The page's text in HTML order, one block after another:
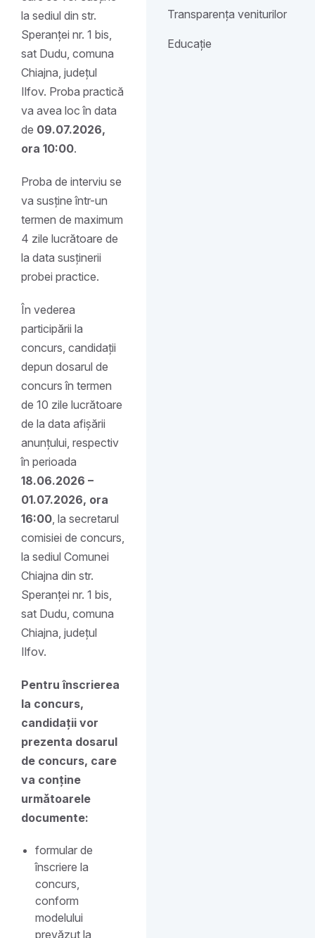
la sediul din str.
Speranței nr. 1 bis,
sat Dudu, comuna
Chiajna, județul
Ilfov. Proba practică
va avea loc în data
de 09.07.2026,
ora 10:00.
Proba de interviu se
va susține într-un
termen de maximum
4 zile lucrătoare de
la data susținerii
probei practice.
În vederea
participării la
concurs, candidații
depun dosarul de
concurs în termen
de 10 zile lucrătoare
de la data afișării
anunțului, respectiv
în perioada
18.06.2026 –
01.07.2026, ora
16:00, la secretarul
comisiei de concurs,
la sediul Comunei
Chiajna din str.
Speranței nr. 1 bis,
sat Dudu, comuna
Chiajna, județul
Ilfov.
Pentru înscrierea
la concurs,
candidații vor
prezenta dosarul
de concurs, care
va conține
următoarele
documente:
formular de
înscriere la
concurs,
conform
modelului
prevăzut la
Transparența veniturilor
Educație